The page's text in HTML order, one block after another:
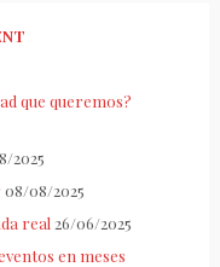
que queremos?
2025
08/08/2025
real 26/06/2025
en meses